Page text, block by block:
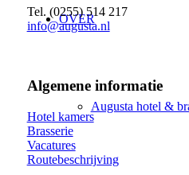
OVER
Augusta hotel &
Tel. (0255) 514 217
info@augusta.nl
Algemene informatie
Hotel kamers
Brasserie
Vacatures
Routebeschrijving